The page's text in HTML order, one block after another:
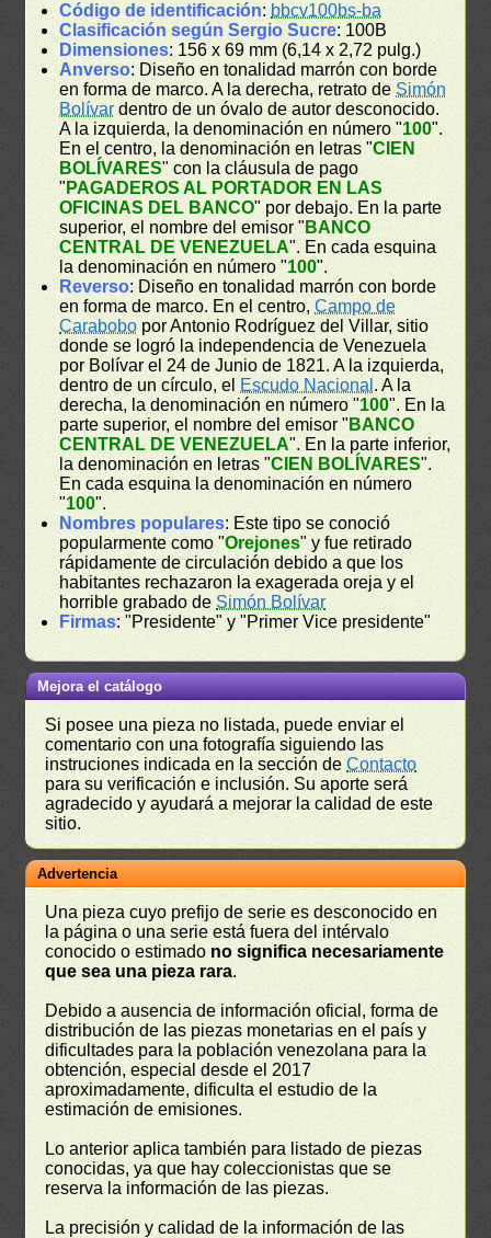
Código de identificación: bbcv100bs-ba
Clasificación según Sergio Sucre: 100B
Dimensiones: 156 x 69 mm (6,14 x 2,72 pulg.)
Anverso: Diseño en tonalidad marrón con borde
en forma de marco. A la derecha, retrato deSimón
Bolívar dentro de un óvalo de autor desconocido.
A la izquierda, la denominación en número "100".
En el centro, la denominación en letras "CIEN
BOLÍVARES" con la cláusula de pago
" PAGADEROS AL PORTADOR EN LAS
OFICINAS DEL BANCO" por debajo. En la parte
superior, el nombre del emisor " BANCO
CENTRAL DE VENEZUELA". En cada esquina
la denominación en número "100".
Reverso: Diseño en tonalidad marrón con borde
en forma de marco. En el centro,Campo de
Carabobo por Antonio Rodríguez del Villar, sitio
donde se logró la independencia de Venezuela
por Bolívar el 24 de Junio de 1821. A la izquierda,
dentro de un círculo, el Escudo Nacional . A la
derecha, la denominación en número "100". En la
parte superior, el nombre del emisor " BANCO
CENTRAL DE VENEZUELA". En la parte inferior,
la denominación en letras "CIEN BOLÍVARES".
En cada esquina la denominación en número
"100".
Nombres populares: Este tipo se conoció
popularmente como "Orejones" y fue retirado
rápidamente de circulación debido a que los
habitantes rechazaron la exagerada oreja y el
horrible grabado de Simón Bolívar
Firmas: "Presidente" y "Primer Vice presidente"
Mejora el catálogo
Si posee una pieza no listada, puede enviar el
comentario con una fotografía siguiendo las
instruciones indicada en la sección deContacto
para su verificación e inclusión. Su aporte será
agradecido y ayudará a mejorar la calidad de este
sitio.
Advertencia
Una pieza cuyo prefijo de serie es desconocido en
la página o una serie está fuera del intérvalo
conocido o estimado no significa necesariamente
que sea una pieza rara.
Debido a ausencia de información oficial, forma de
distribución de las piezas monetarias en el país y
dificultades para la población venezolana para la
obtención, especial desde el 2017
aproximadamente, dificulta el estudio de la
estimación de emisiones.
Lo anterior aplica también para listado de piezas
conocidas, ya que hay coleccionistas que se
reserva la información de las piezas.
La precisión y calidad de la información de las